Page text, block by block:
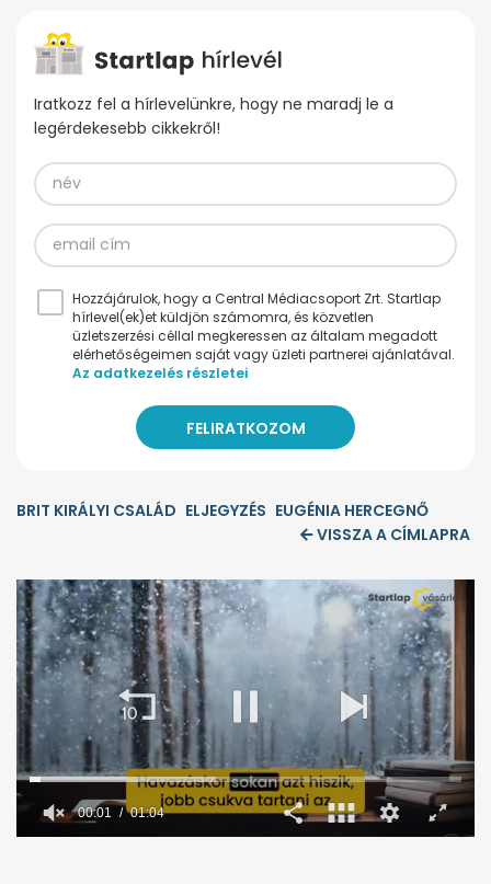
Iratkozz fel a hírlevelünkre, hogy ne maradj le a
legérdekesebb cikkekről!
Hozzájárulok, hogy a Central Médiacsoport Zrt. Startlap
hírlevel(ek)et küldjön számomra, és közvetlen
üzletszerzési céllal megkeressen az általam megadott
elérhetőségeimen saját vagy üzleti partnerei ajánlatával.
Az adatkezelés részletei
BRIT KIRÁLYI CSALÁD ELJEGYZÉS EUGÉNIA HERCEGNŐ
VISSZA A CÍMLAPRA
00:02 01:04